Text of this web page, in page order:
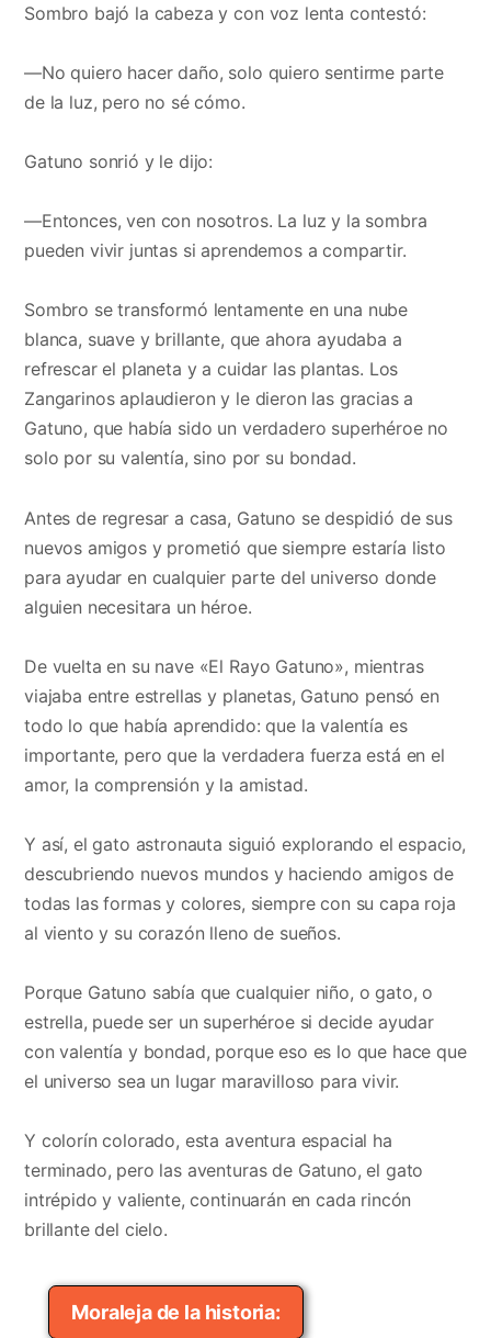
Sombro bajó la cabeza y con voz lenta contestó:
—No quiero hacer daño, solo quiero sentirme parte
de la luz, pero no sé cómo.
Gatuno sonrió y le dijo:
—Entonces, ven con nosotros. La luz y la sombra
pueden vivir juntas si aprendemos a compartir.
Sombro se transformó lentamente en una nube
blanca, suave y brillante, que ahora ayudaba a
refrescar el planeta y a cuidar las plantas. Los
Zangarinos aplaudieron y le dieron las gracias a
Gatuno, que había sido un verdadero superhéroe no
solo por su valentía, sino por su bondad.
Antes de regresar a casa, Gatuno se despidió de sus
nuevos amigos y prometió que siempre estaría listo
para ayudar en cualquier parte del universo donde
alguien necesitara un héroe.
De vuelta en su nave «El Rayo Gatuno», mientras
viajaba entre estrellas y planetas, Gatuno pensó en
todo lo que había aprendido: que la valentía es
importante, pero que la verdadera fuerza está en el
amor, la comprensión y la amistad.
Y así, el gato astronauta siguió explorando el espacio,
descubriendo nuevos mundos y haciendo amigos de
todas las formas y colores, siempre con su capa roja
al viento y su corazón lleno de sueños.
Porque Gatuno sabía que cualquier niño, o gato, o
estrella, puede ser un superhéroe si decide ayudar
con valentía y bondad, porque eso es lo que hace que
el universo sea un lugar maravilloso para vivir.
Y colorín colorado, esta aventura espacial ha
terminado, pero las aventuras de Gatuno, el gato
intrépido y valiente, continuarán en cada rincón
brillante del cielo.
Moraleja de la historia: